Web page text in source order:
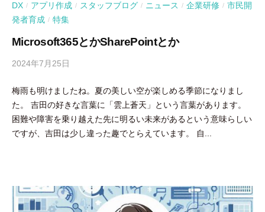
DX / アプリ作成 / スタッフブログ / ニュース / 企業研修 / 市民開
発者育成 / 特集
Microsoft365とかSharePointとか
2024年7月25日
吉
田
豪
梅雨も明けましたね。夏の美しい空が楽しめる季節になりまし
た。 吉田の好きな言葉に「雲上蒼天」という言葉があります。
困難や障害を乗り越えた先に明るい未来があるという意味らしい
ですが、吉田は少し違った趣でとらえています。 自...